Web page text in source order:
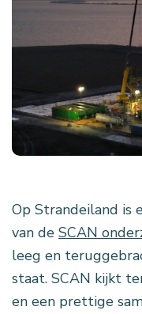
Op Strandeiland is
van de SCAN
leeg en
staat. SCAN kijkt
en een prettige